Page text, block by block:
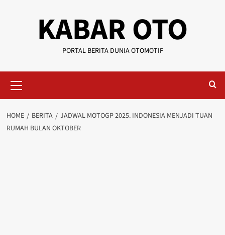
KABAR OTO
PORTAL BERITA DUNIA OTOMOTIF
HOME BERITA
JADWAL MOTOGP 2025. INDONESIA MENJADI TUAN
RUMAH BULAN OKTOBER